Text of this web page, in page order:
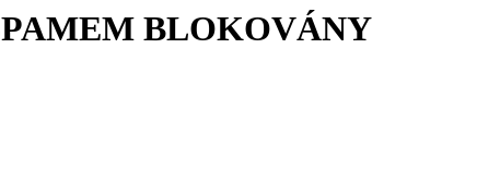
BLOKOVÁNY